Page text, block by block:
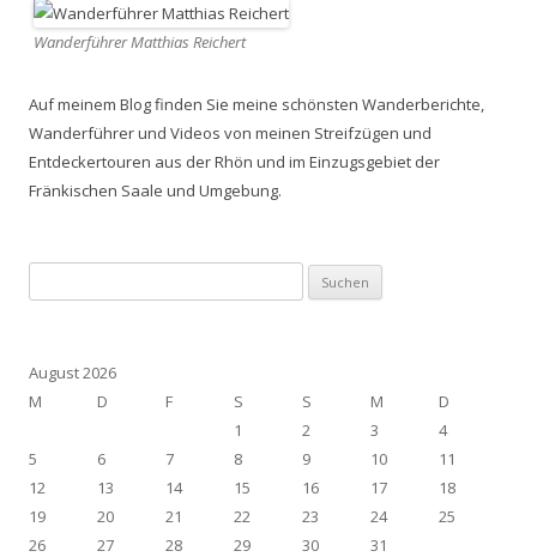
Wanderführer Matthias Reichert
Auf meinem Blog finden Sie meine schönsten Wanderberichte,
Wanderführer und Videos von meinen Streifzügen und
Entdeckertouren aus der Rhön und im Einzugsgebiet der
Fränkischen Saale und Umgebung.
nach:
August 2026
M
D F S S M
D
1
2 3
4
5
6 7 8 9 10
11
12
13 14 15 16 17
18
19
20 21 22 23 24
25
26
27 28 29 30
31